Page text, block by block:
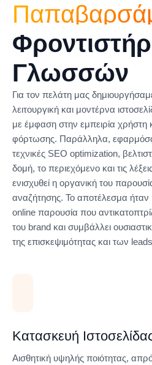
Γλωσσών
Για τον πελάτη μας
λειτουργική και μοντέρνα
με έμφαση στην εμπειρία χρήστη
φόρτωσης. Παράλληλα,
τεχνικές SEO optimization,
δομή, το περιεχόμενο και τις
ενισχυθεί η οργανική του
αναζήτησης. Το αποτέλεσμα ήταν
online παρουσία που
του brand και συμβάλλει
της επισκεψιμότητας και των
Κατασκευή
Αισθητική υψηλής ποιότητας,